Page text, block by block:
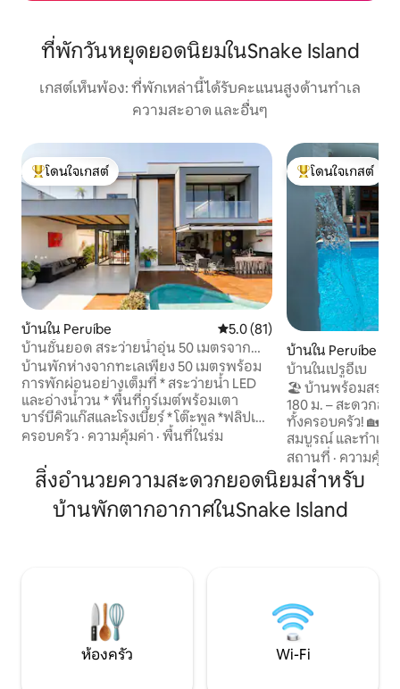
ที่พักวันหยุดยอดนิยมในSnake Island
เกสต์เห็นพ้อง: ที่พักเหล่านี้ได้รับคะแนนสูงด้านทำเล
ความสะอาด และอื่นๆ
โดนใจเกสต์ที่สุด
โดนใจเกสต์
บ้านใน Peruíbe คะแนนเฉลี่ย 5.0 จาก 5, 81 รีวิว
5.0 (81)
บ้านชั้นยอด สระว่ายน้ำอุ่น 50 เมตรจาก
ชายหาด วิวทะเล
บ้านพักห่างจากทะเลเพียง 50 เมตรพร้อม
การพักผ่อนอย่างเต็มที่ * สระว่ายน้ำ LED
และอ่างน้ำวน * พื้นที่กูร์เมต์พร้อมเตา
บาร์บีคิวแก๊สและโรงเบียร์ * โต๊ะพูล *ฟลิปเป
อรามา * ห้องอาบแดดที่มีวิวทะเลและภูเขา
เครื่องกรองน้ำเย็น * ยิมนาสติกและพื้นที่
เพาะกาย * Wi-Fi และ 4 Smart TVs * ที่พัก
สำหรับผู้เข้าพักสูงสุด 14 คนใน 4 ห้องนอน
พร้อมเครื่องปรับอากาศห้องสวีท 3 ห้อง
ครอบครัว · ความคุ้มค่า · พื้นที่ในร่ม
โดนใจเกสต์ที่สุด
โดนใจเกสต์
บ้านใน Peruíbe
บ้านในเปรูอีเบ
🏖️ บ้านพร้อมสระว่
180 ม. – สะดวกส
ทั้งครอบครัว! 🏡
สมบูรณ์ และทำเลดี
เพลิดเพลินกับวัน
เพื่อน และสัตว์เลี้ยงของคุณ!
พร้อมพื้นที่กูร์เมต์
อเมริกันพร้อมเครื่
และเครื่องล้างจ
สถานที่ · ความคุ้ม
สิ่งอำนวยความสะดวกยอดนิยมสำหรับ
บ้านพักตากอากาศในSnake Island
ห้องครัว Wi-Fi